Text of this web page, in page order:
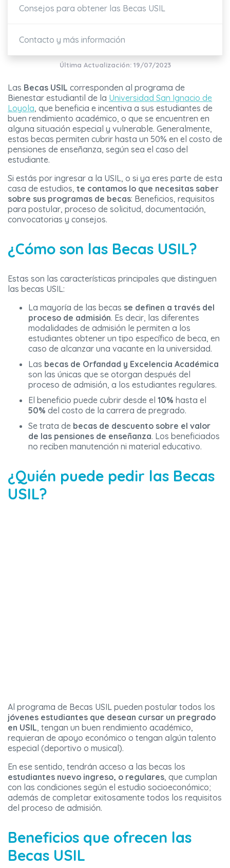
Consejos para obtener las Becas USIL
Contacto y más información
Última Actualización: 19/07/2023
Las Becas USIL corresponden al programa de
Bienestar estudiantil de la Universidad San Ignacio de
Loyola, que beneficia e incentiva a sus estudiantes de
buen rendimiento académico, o que se encuentren en
alguna situación especial y vulnerable. Generalmente,
estas becas permiten cubrir hasta un 50% en el costo de
pensiones de enseñanza, según sea el caso del
estudiante.
Si estás por ingresar a la USIL, o si ya eres parte de esta
casa de estudios, te contamos lo que necesitas saber
sobre sus programas de becas: Beneficios, requisitos
para postular, proceso de solicitud, documentación,
convocatorias y consejos.
¿Cómo son las Becas USIL?
Estas son las características principales que distinguen
las becas USIL:
La mayoría de las becas se definen a través del
proceso de admisión. Es decir, las diferentes
modalidades de admisión le permiten a los
estudiantes obtener un tipo específico de beca, en
caso de alcanzar una vacante en la universidad.
Las becas de Orfandad y Excelencia Académica
son las únicas que se otorgan después del
proceso de admisión, a los estudiantes regulares.
El beneficio puede cubrir desde el 10% hasta el
50% del costo de la carrera de pregrado.
Se trata de becas de descuento sobre el valor
de las pensiones de enseñanza. Los beneficiados
no reciben manutención ni material educativo.
¿Quién puede pedir las Becas
USIL?
Al programa de Becas USIL pueden postular todos los
jóvenes estudiantes que desean cursar un pregrado
en USIL, tengan un buen rendimiento académico,
requieran de apoyo económico o tengan algún talento
especial (deportivo o musical).
En ese sentido, tendrán acceso a las becas los
estudiantes nuevo ingreso, o regulares, que cumplan
con las condiciones según el estudio socioeconómico;
además de completar exitosamente todos los requisitos
del proceso de admisión.
Beneficios que ofrecen las
Becas USIL